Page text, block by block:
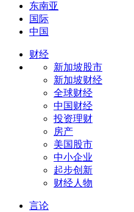
东南亚
国际
中国
财经
新加坡股市
新加坡财经
全球财经
中国财经
投资理财
房产
美国股市
中小企业
起步创新
财经人物
言论